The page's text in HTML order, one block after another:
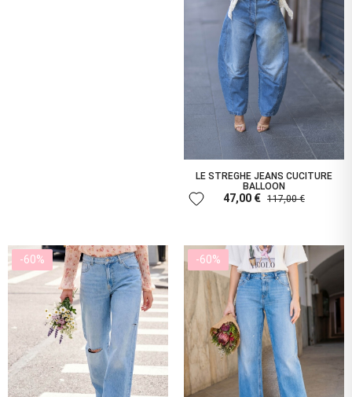
LE STREGHE JEANS CUCITURE
BALLOON
47,00 € 117,00 €
favorite
-60% -60%